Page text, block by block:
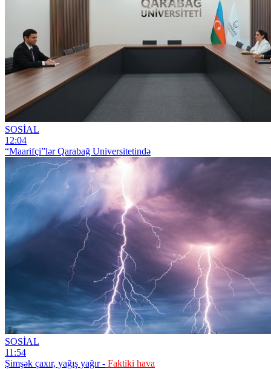
SOSİAL
12:04
“Maarifçi”lər Qarabağ Universitetində
SOSİAL
11:54
Şimşək çaxır, yağış yağır - Faktiki hava